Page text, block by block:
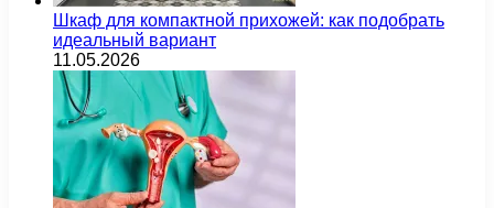
Шкаф для компактной прихожей: как подобрать
идеальный вариант
11.05.2026